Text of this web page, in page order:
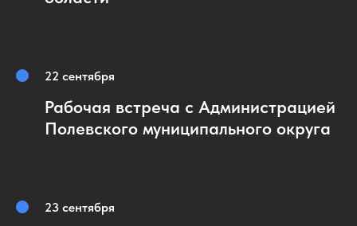
22 сентября
Рабочая встреча с Администрацией
Полевского муниципального округа
23 сентября